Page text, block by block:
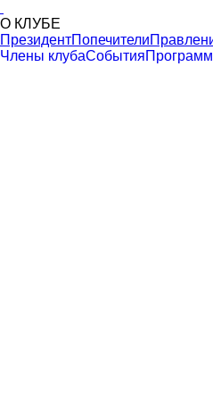
О КЛУБЕ
ПрезидентПопечители
Члены клубаСобытия